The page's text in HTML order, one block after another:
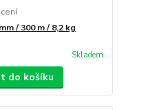
/ 300 m / 8,2 kg
Skladem
do košíku